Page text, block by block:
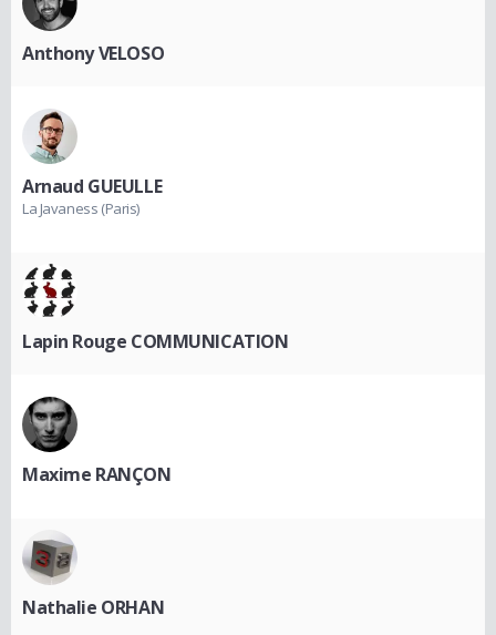
Anthony VELOSO
Arnaud GUEULLE
La Javaness (Paris)
Lapin Rouge COMMUNICATION
Maxime RANÇON
Nathalie ORHAN